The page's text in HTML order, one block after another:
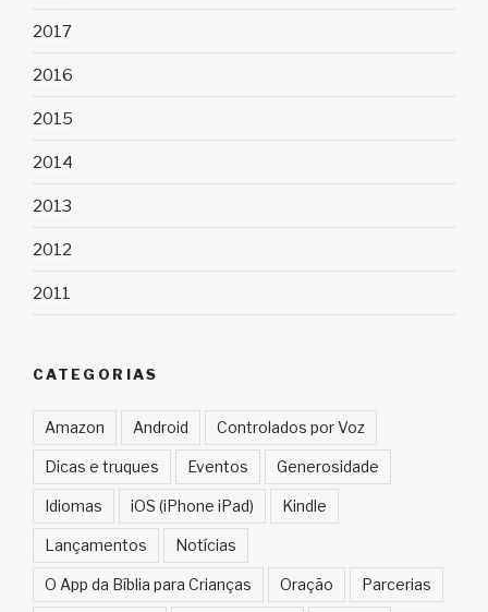
2017
2016
2015
2014
2013
2012
2011
CATEGORIAS
Amazon Android Controlados por Voz
Dicas e truques Eventos Generosidade
Idiomas iOS (iPhone iPad) Kindle
Lançamentos Notícias
O App da Bíblia para Crianças Oração Parcerias